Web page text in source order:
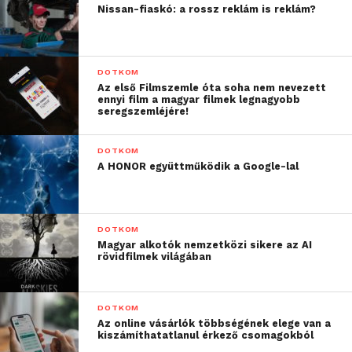
leginkább tetszőt: az MDR-HW300K tömörítetlen
digitális vezeték nélküli adatátvitelre képes, csakúgy
mint az MDR-RF811RK belépő szintű vezeték nélküli
28 órás üzemidőt biztosító fejhallgató. Az új Sony
MDR-HW700DS, MDR-HW300K és az MDR-RF811RK
vezeték nélküli fejhallgató rendszerek Európában
2014. áprilistól elérhetőek.
Nissan-fiaskó: a rossz reklám is reklám?
DOTKOM
Az első Filmszemle óta soha nem nevezett
ennyi film a magyar filmek legnagyobb
seregszemléjére!
DOTKOM
A HONOR együttműködik a Google-lal
DOTKOM
Magyar alkotók nemzetközi sikere az AI
rövidfilmek világában
DOTKOM
Az online vásárlók többségének elege van a
kiszámíthatatlanul érkező csomagokból